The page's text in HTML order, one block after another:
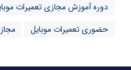
دوره آموزش مجازی تعمیرات
حضوری تعمیرات موبایل